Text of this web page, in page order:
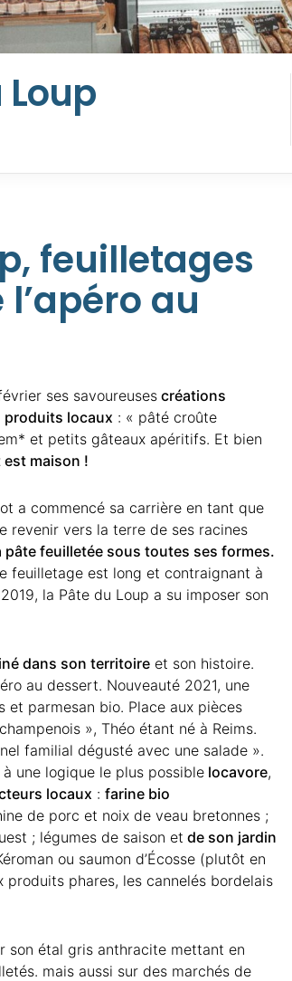
Loup
feuilletages
au
ses savoureuses créations
produits locaux : « pâté croûte
et petits gâteaux apéritifs. Et bien
est maison !
a commencé sa carrière en tant que
revenir vers la terre de ses racines
pâte feuilletée sous toutes ses formes.
feuilletage est long et contraignant à
la Pâte du Loup a su imposer son
dans son territoire et son histoire.
au dessert. Nouveauté 2021, une
et parmesan bio. Place aux pièces
», Théo étant né à Reims.
familial dégusté avec une salade ».
à une logique le plus possible locavore,
locaux : farine bio
de porc et noix de veau bretonnes ;
; légumes de saison et de son jardin
ou saumon d’Écosse (plutôt en
phares, les cannelés bordelais
son étal gris anthracite mettant en
mais aussi sur des marchés de